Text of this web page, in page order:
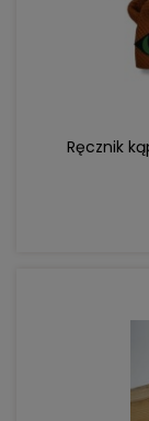
Ręcznik